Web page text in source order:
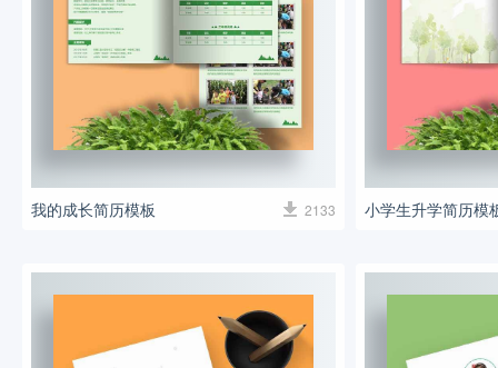
我的成长简历模板 2133 小学生升学简历模